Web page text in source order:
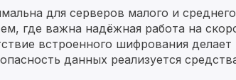
для серверов малого и
где важна надёжная работа на
встроенного шифрования
данных реализуется